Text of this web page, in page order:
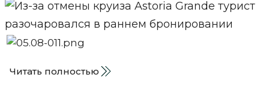
Читать полностью